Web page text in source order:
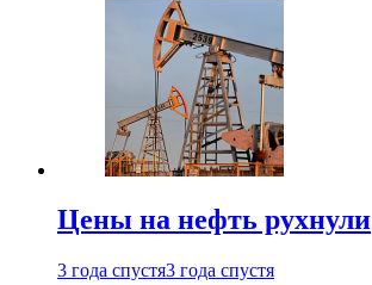
Цены на нефть рухнули
3 года спустя3 года спустя